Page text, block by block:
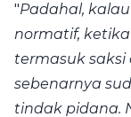
"Padahal,
normatif,
termasuk
sebenarnya
tindak pidana.